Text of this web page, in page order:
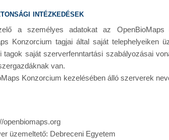
intézkedések
a személyes adatokat az
Konzorcium tagjai által saját telephelyeiken
tagok saját szerverfenntartási szabályozásai
van.
Konzorcium kezelésében álló szerverek
openbiomaps.org
üzemeltető: Debreceni Egyetem